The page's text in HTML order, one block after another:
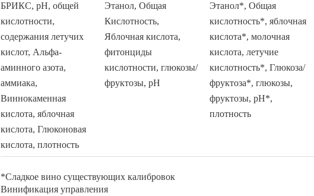
БРИКС, рН, общей
кислотности,
содержания летучих
кислот, Альфа-
аминного азота,
аммиака,
Виннокаменная
кислота, яблочная
кислота, Глюконовая
кислота, плотность
Этанол, Общая
Кислотность,
Яблочная кислота,
фитонциды
кислотности, глюкозы/
фруктозы, рН
Этанол*, Общая
кислотность*, яблочная
кислота*, молочная
кислота, летучие
кислотность*, Глюкоза/
фруктоза*, глюкозы,
фруктозы, рН*,
плотность
*Сладкое вино существующих калибровок
Винификация управления